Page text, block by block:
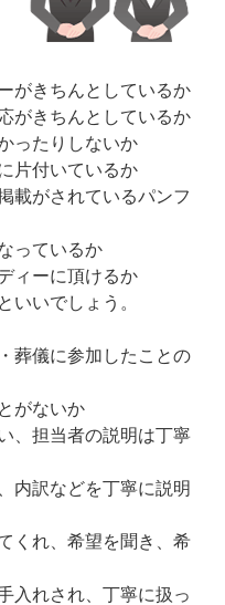
がきちんとしているか
がきちんとしているか
ったりしないか
片付いているか
載がされているパンフ
っているか
ィーに頂けるか
いいでしょう。
葬儀に参加したことの
がないか
、担当者の説明は丁寧
内訳などを丁寧に説明
くれ、希望を聞き、希
入れされ、丁寧に扱っ